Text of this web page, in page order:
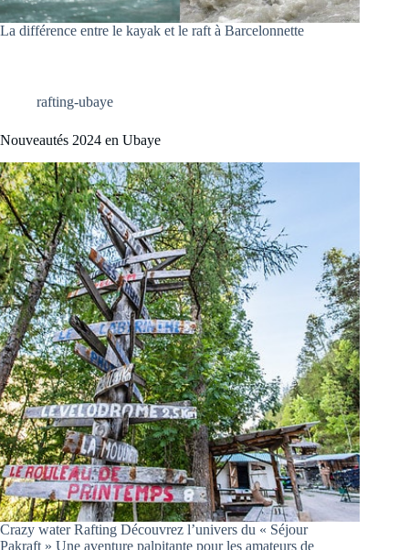
La différence entre le kayak et le raft à Barcelonnette
rafting-ubaye
Nouveautés 2024 en Ubaye
Crazy water Rafting Découvrez l’univers du « Séjour
Pakraft » Une aventure palpitante pour les amateurs de